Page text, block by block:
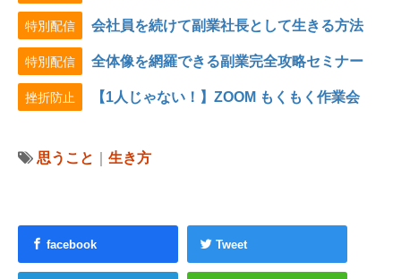
特別配信 会社員を続けて副業社長として生きる方法
特別配信 全体像を網羅できる副業完全攻略セミナー
挫折防止 【1人じゃない！】ZOOM もくもく作業会
思うこと 生き方
facebook Tweet